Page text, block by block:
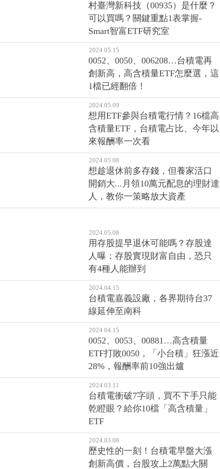
村臺灣新科技（00935）是什麼？
可以買嗎？關鍵重點1表掌握-
Smart智富ETF研究室
2024.05.15
0052、0050、006208…台積電再
創新高，高含積量ETF怎麼選，這
1檔已經翻倍！
2024.05.09
想用ETF參與台積電行情？16檔高
含積量ETF，台積電占比、今年以
來報酬率一次看
2024.05.08
想趁退休前多存錢，但養家活口
開銷大...月領10萬元配息的理財達
人，教你一策略放大資產
2024.05.08
用存股提早退休可能嗎？存股達
人曝：存股實現財富自由，恐只
有4種人能辦到
2024.04.15
台積電嘉義設廠，各界期待台37
線延伸至南科
2024.04.15
0052、0053、00881…高含積量
ETF打敗0050，「小台積」狂漲近
28%，報酬率前10強出爐
2024.03.11
台積電衝破7字頭，買不下手只能
乾瞪眼？給你10檔「高含積量」
ETF
2024.03.08
歷史性的一刻！台積電早盤大漲
創新高價，台股攻上2萬點大關